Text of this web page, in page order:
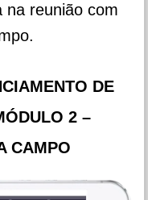
na reunião com
DE
2 –
CAMPO